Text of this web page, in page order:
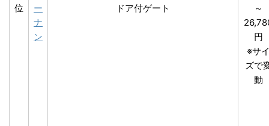
位
ー
ナ
ン
ドア付ゲート
～
円
※サ
ズで
動